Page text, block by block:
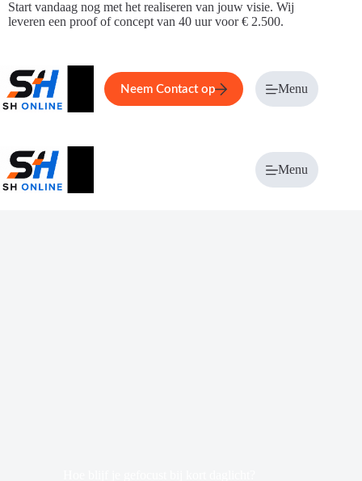
Ga
naar
Start vandaag nog met het realiseren van jouw visie. Wij
leveren een proof of concept van 40 uur voor € 2.500.
Home Service Over ons
Neem Contact op Menu
Menu